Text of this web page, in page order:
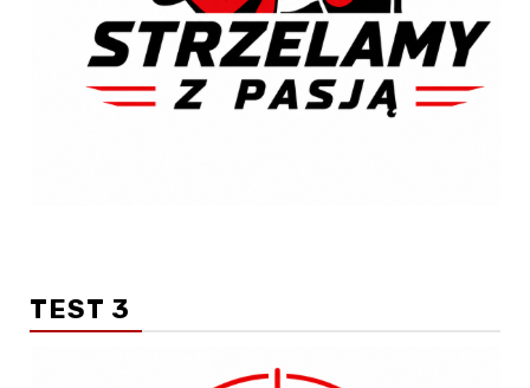
TEST 3